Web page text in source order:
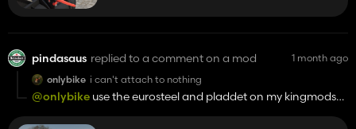
pindasaus replied to a comment on a mod
1 month ago
onlybike i can't attach to nothing
@onlybike use the eurosteel and pladdet on my kingmods